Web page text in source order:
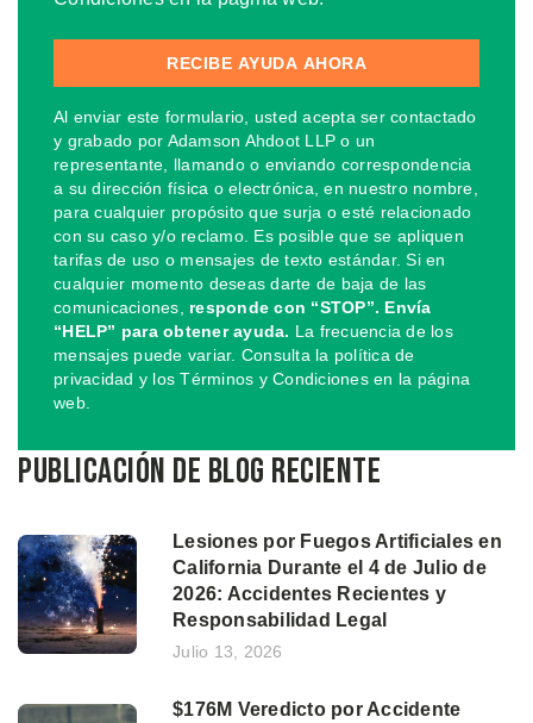
Al enviar este formulario, usted acepta ser contactado
y grabado por Adamson Ahdoot LLP o un
representante, llamando o enviando correspondencia
a su dirección física o electrónica, en nuestro nombre,
para cualquier propósito que surja o esté relacionado
con su caso y/o reclamo. Es posible que se apliquen
tarifas de uso o mensajes de texto estándar. Si en
cualquier momento deseas darte de baja de las
comunicaciones, responde con “STOP”. Envía
“HELP” para obtener ayuda. La frecuencia de los
mensajes puede variar. Consulta la política de
privacidad y los Términos y Condiciones en la página
web.
Publicación de blog reciente
Lesiones por Fuegos Artificiales en
California Durante el 4 de Julio de
2026: Accidentes Recientes y
Responsabilidad Legal
Julio 13, 2026
$176M Veredicto por Accidente